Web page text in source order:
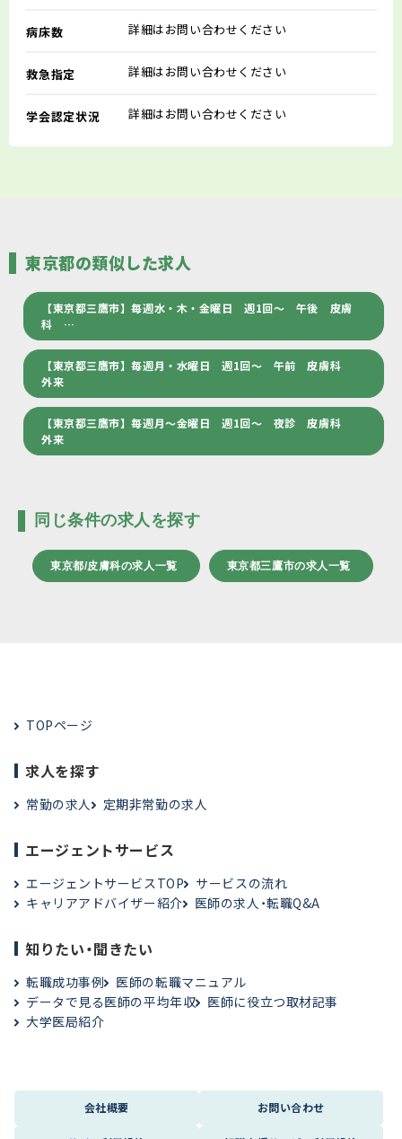
病床数 詳細はお問い合わせください
救急指定 詳細はお問い合わせください
学会認定状況 詳細はお問い合わせください
東京都の類似した求人
【東京都三鷹市】毎週水・木・金曜日 週1回～ 午後 皮膚
科 …
【東京都三鷹市】毎週月・水曜日 週1回～ 午前 皮膚科
外来
【東京都三鷹市】毎週月～金曜日 週1回～ 夜診 皮膚科
外来
同じ条件の求人を探す
東京都/皮膚科の求人一覧 東京都三鷹市の求人一覧
TOPページ
求人を探す
常勤の求人 定期非常勤の求人
エージェントサービス
エージェントサービスTOP
サービスの流れ
キャリアアドバイザー紹介
医師の求人・転職Q&A
知りたい・聞きたい
転職成功事例
医師の転職マニュアル
データで見る医師の平均年収
医師に役立つ取材記事
大学医局紹介
会社概要 お問い合わせ